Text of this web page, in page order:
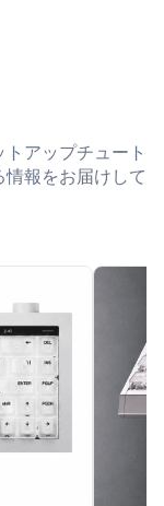
アップチュート
報をお届けして